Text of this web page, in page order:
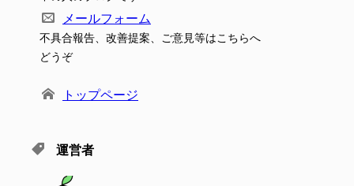
メールフォーム
不具合報告、改善提案、ご意見等はこちらへ
どうぞ
トップページ
運営者